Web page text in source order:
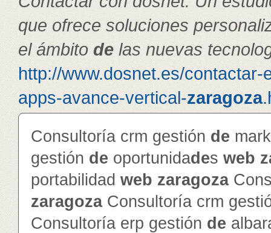
que ofrece soluciones
el ámbito delas nuevas
http://www.dosnet.es/contactar-
apps-avance-vertical-zaragoza
Consultoría crm gestión de
gestión de oportunidades web
portabilidad web zaragoza
zaragozaConsultoría crm
Consultoría erp gestión de